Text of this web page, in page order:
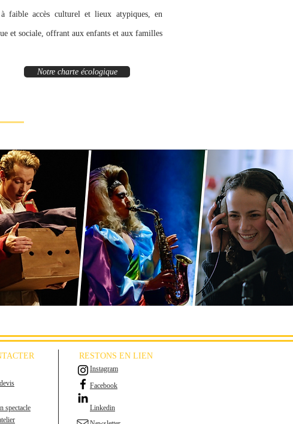
faible accès culturel et lieux atypiques, en
et sociale, offrant aux enfants et aux familles
Notre charte écologique
spectacle
RESTONS EN LIEN
Instagram
Facebook
Linkedin